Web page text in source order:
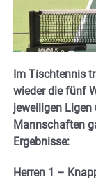
Im Tischtennis
wieder die fünf
jeweiligen Ligen
Mannschaften
Ergebnisse:
Herren 1 –